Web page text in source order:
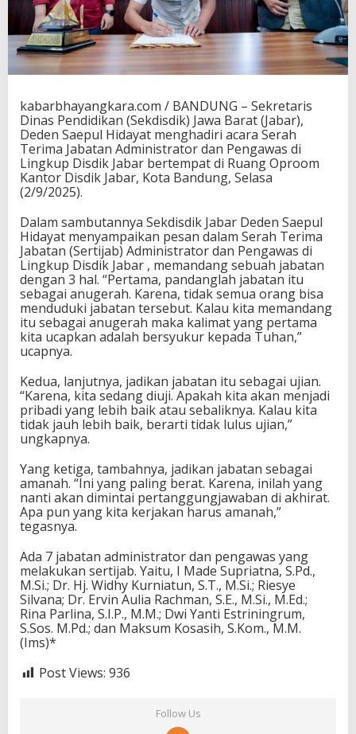
kabarbhayangkara.com / BANDUNG – Sekretaris
Dinas Pendidikan (Sekdisdik) Jawa Barat (Jabar),
Deden Saepul Hidayat menghadiri acara Serah
Terima Jabatan Administrator dan Pengawas di
Lingkup Disdik Jabar bertempat di Ruang Oproom
Kantor Disdik Jabar, Kota Bandung, Selasa
(2/9/2025).
Dalam sambutannya Sekdisdik Jabar Deden Saepul
Hidayat menyampaikan pesan dalam Serah Terima
Jabatan (Sertijab) Administrator dan Pengawas di
Lingkup Disdik Jabar , memandang sebuah jabatan
dengan 3 hal. “Pertama, pandanglah jabatan itu
sebagai anugerah. Karena, tidak semua orang bisa
menduduki jabatan tersebut. Kalau kita memandang
itu sebagai anugerah maka kalimat yang pertama
kita ucapkan adalah bersyukur kepada Tuhan,”
ucapnya.
Kedua, lanjutnya, jadikan jabatan itu sebagai ujian.
“Karena, kita sedang diuji. Apakah kita akan menjadi
pribadi yang lebih baik atau sebaliknya. Kalau kita
tidak jauh lebih baik, berarti tidak lulus ujian,”
ungkapnya.
Yang ketiga, tambahnya, jadikan jabatan sebagai
amanah. “Ini yang paling berat. Karena, inilah yang
nanti akan dimintai pertanggungjawaban di akhirat.
Apa pun yang kita kerjakan harus amanah,”
tegasnya.
Ada 7 jabatan administrator dan pengawas yang
melakukan sertijab. Yaitu, I Made Supriatna, S.Pd.,
M.Si.; Dr. Hj. Widhy Kurniatun, S.T., M.Si.; Riesye
Silvana; Dr. Ervin Aulia Rachman, S.E., M.Si., M.Ed.;
Rina Parlina, S.I.P., M.M.; Dwi Yanti Estriningrum,
S.Sos. M.Pd.; dan Maksum Kosasih, S.Kom., M.M.
(Ims)*
Post Views: 936
Follow Us